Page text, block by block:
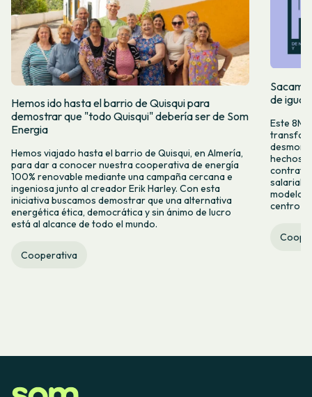
Hemos ido hasta el barrio de Quisqui para
demostrar que "todo Quisqui" debería ser de Som
Energia
Hemos viajado hasta el barrio de Quisqui, en Almería,
para dar a conocer nuestra cooperativa de energía
100% renovable mediante una campaña cercana e
ingeniosa junto al creador Erik Harley. Con esta
iniciativa buscamos demostrar que una alternativa
energética ética, democrática y sin ánimo de lucro
está al alcance de todo el mundo.
Cooperativa
de
Este 8M,
hechos y
salarial y
modelo
centro